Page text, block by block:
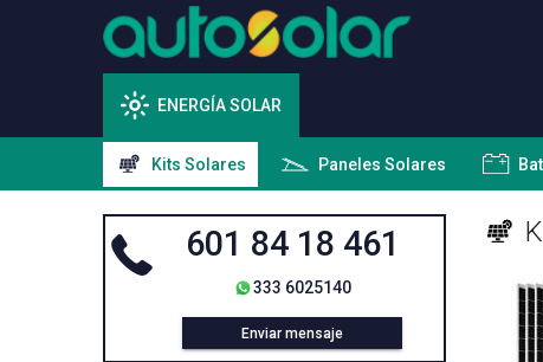
ENERGÍA SOLAR
Kits Solares Paneles Solares
601 84 18 461
333 6025140
Enviar mensaje